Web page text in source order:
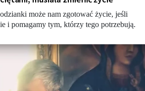
może nam zgotować życie, jeśli
i pomagamy tym, którzy tego potrzebują.